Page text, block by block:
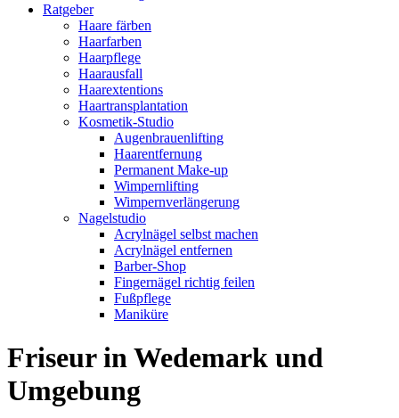
Ratgeber
Haare färben
Haarfarben
Haarpflege
Haarausfall
Haarextentions
Haartransplantation
Kosmetik-Studio
Augenbrauenlifting
Haarentfernung
Permanent Make-up
Wimpernlifting
Wimpernverlängerung
Nagelstudio
Acrylnägel selbst machen
Acrylnägel entfernen
Barber-Shop
Fingernägel richtig feilen
Fußpflege
Maniküre
Friseur in Wedemark und
Umgebung